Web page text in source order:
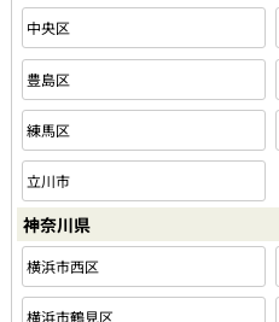
中央区
豊島区
練馬区
立川市
神奈川県
横浜市西区
横浜市鶴見区